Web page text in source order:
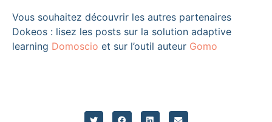
Vous souhaitez découvrir les autres partenaires
Dokeos : lisez les posts sur la solution adaptive
learning Domoscio et sur l’outil auteur Gomo